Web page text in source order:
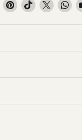
electrónico
en Facebook
en Instagram
en LinkedIn
Encuéntrenos en
Encuéntrenos